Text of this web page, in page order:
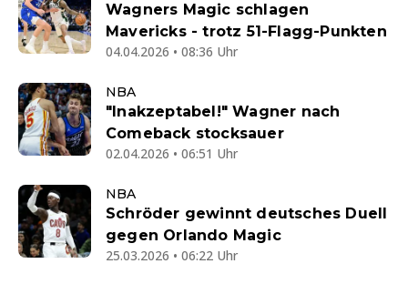
Wagners Magic schlagen
Mavericks - trotz 51-Flagg-Punkten
04.04.2026 • 08:36 Uhr
NBA
"Inakzeptabel!" Wagner nach
Comeback stocksauer
02.04.2026 • 06:51 Uhr
NBA
Schröder gewinnt deutsches Duell
gegen Orlando Magic
25.03.2026 • 06:22 Uhr